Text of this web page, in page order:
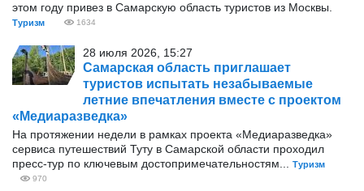
этом году привез в Самарскую область туристов из Москвы.
Туризм 1634
28 июля 2026, 15:27
Самарская область приглашает
туристов испытать незабываемые
летние впечатления вместе с проектом
«Медиаразведка»
На протяжении недели в рамках проекта «Медиаразведка»
сервиса путешествий Туту в Самарской области проходил
пресс-тур по ключевым достопримечательностям...
Туризм
970